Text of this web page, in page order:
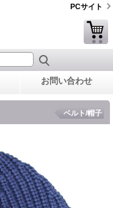
PCサイト
お問い合わせ
ベルト/帽子